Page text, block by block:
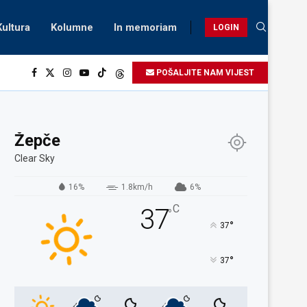
Kolumne In memoriam LOGIN
POŠALJITE NAM VIJEST
Žepče
Clear Sky
16% 1.8km/h 6%
37°C
37°
37°